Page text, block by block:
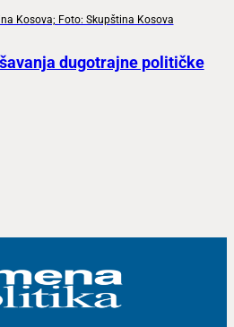
Kosova; Foto: Skupština Kosova
dugotrajne političke